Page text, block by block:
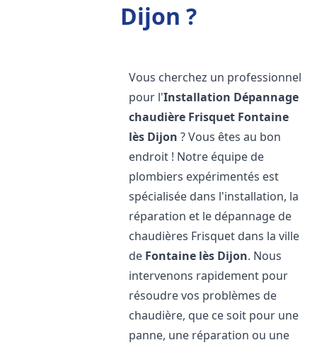
Dijon ?
Vous cherchez un professionnel
pour l'Installation Dépannage
chaudière Frisquet Fontaine
lès Dijon ? Vous êtes au bon
endroit ! Notre équipe de
plombiers expérimentés est
spécialisée dans l'installation, la
réparation et le dépannage de
chaudières Frisquet dans la ville
de Fontaine lès Dijon. Nous
intervenons rapidement pour
résoudre vos problèmes de
chaudière, que ce soit pour une
panne, une réparation ou une